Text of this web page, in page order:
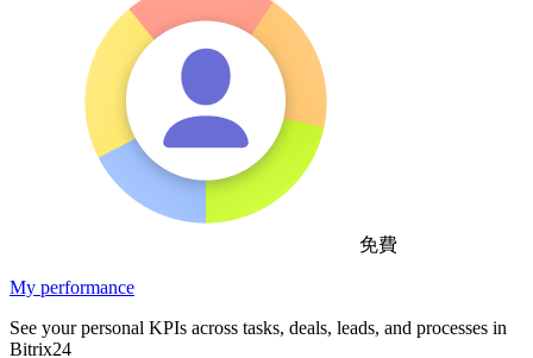
免費
My performance
See your personal KPIs across tasks, deals, leads, and processes in
Bitrix24